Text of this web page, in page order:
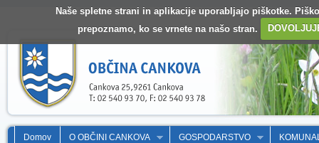
Naše spletne strani in aplikacije uporabljajo piškotke.
prepoznamo, ko se vrnete na našo stran.
Domov O OBČINI CANKOVA GOSPODARSTVO